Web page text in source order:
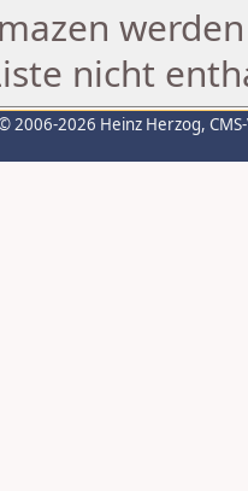
nicht
2006-2026 Heinz Herzog,